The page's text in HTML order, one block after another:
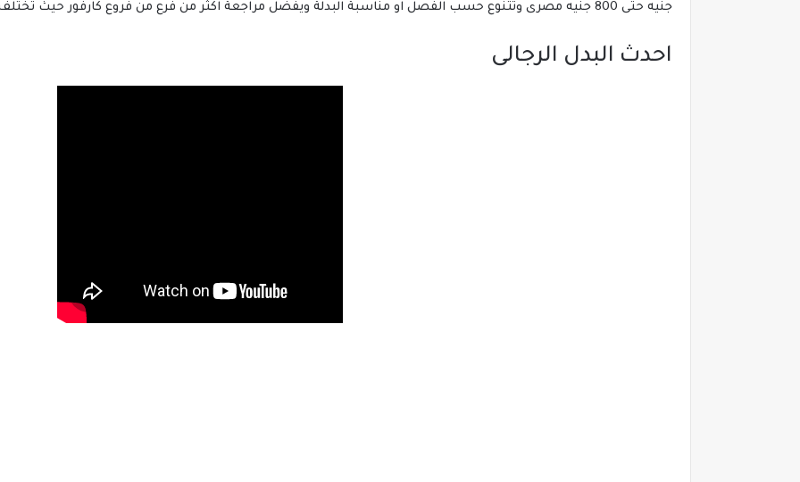
جنيه حتى 800 جنيه مصرى وتتنوع حسب الفصل او مناسبة البدلة ويفضل مراجعة اكثر من فرع من فروع كارفور حيث تختلف العروض والمعروض عن الاخرى.
احدث البدل الرجالى